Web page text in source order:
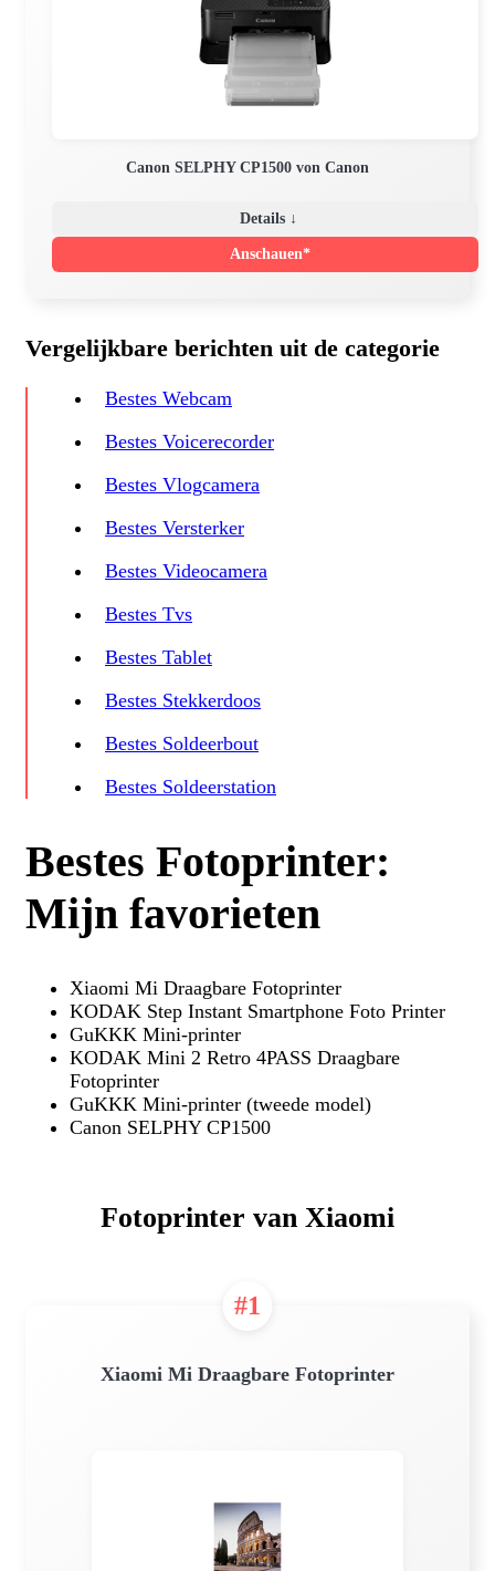
Canon SELPHY CP1500 von Canon
Details ↓
Anschauen*
Vergelijkbare berichten uit de categorie
Bestes Webcam
Bestes Voicerecorder
Bestes Vlogcamera
Bestes Versterker
Bestes Videocamera
Bestes Tvs
Bestes Tablet
Bestes Stekkerdoos
Bestes Soldeerbout
Bestes Soldeerstation
Bestes Fotoprinter:
Mijn favorieten
Xiaomi Mi Draagbare Fotoprinter
KODAK Step Instant Smartphone Foto Printer
GuKKK Mini-printer
KODAK Mini 2 Retro 4PASS Draagbare
Fotoprinter
GuKKK Mini-printer (tweede model)
Canon SELPHY CP1500
Fotoprinter van Xiaomi
#1
Xiaomi Mi Draagbare Fotoprinter